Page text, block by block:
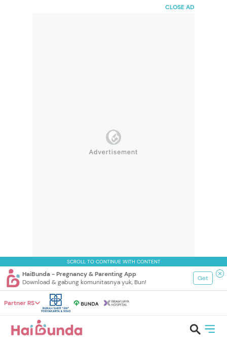
CLOSE AD
SCROLL TO CONTINUE WITH CONTENT
HaiBunda - Pregnancy & Parenting App
Download & gabung komunitasnya yuk, Bun!
Get
Partner RS